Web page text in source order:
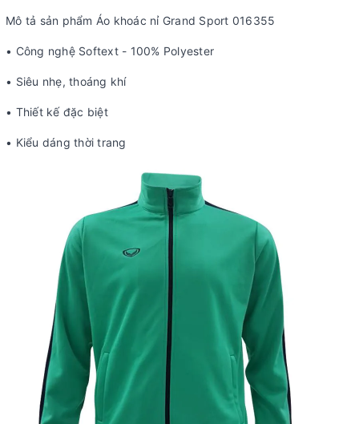
Mô tả sản phẩm Áo khoác nỉ Grand Sport 016355
• Công nghệ Softext - 100% Polyester
• Siêu nhẹ, thoáng khí
• Thiết kế đặc biệt
• Kiểu dáng thời trang